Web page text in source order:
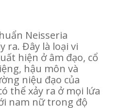
Neisseria
ra. Đây là loại vi
hiện ở âm đạo, cổ
hậu môn và
niệu đạo của
thể xảy ra ở mọi lứa
nam nữ trong độ